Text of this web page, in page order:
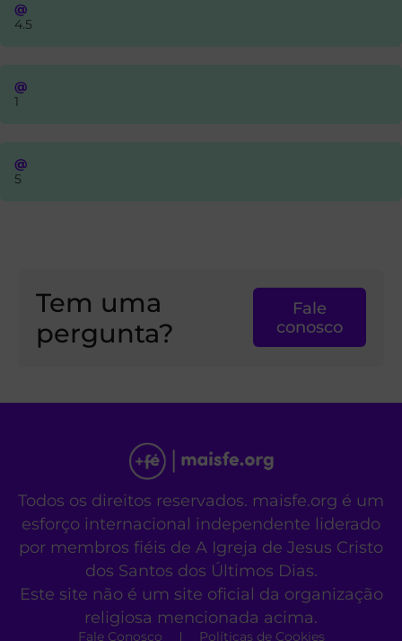
@
4.5
@
1
@
5
Tem uma
pergunta?
Fale
conosco
Todos os direitos reservados. maisfe.org é um
esforço internacional independente liderado
por membros fiéis de A Igreja de Jesus Cristo
dos Santos dos Últimos Dias.
Este site não é um site oficial da organização
religiosa mencionada acima.
Fale Conosco Políticas de Cookies